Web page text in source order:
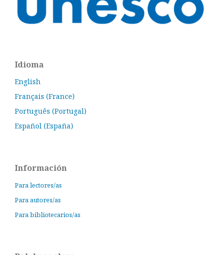
Idioma
English
Français (France)
Português (Portugal)
Español (España)
Información
Para lectores/as
Para autores/as
Para bibliotecarios/as